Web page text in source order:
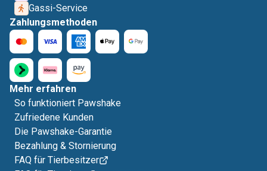
Gassi-Service
Zahlungsmethoden
Mehr erfahren
So funktioniert Pawshake
Zufriedene Kunden
Die Pawshake-Garantie
Bezahlung & Stornierung
FAQ für Tierbesitzer